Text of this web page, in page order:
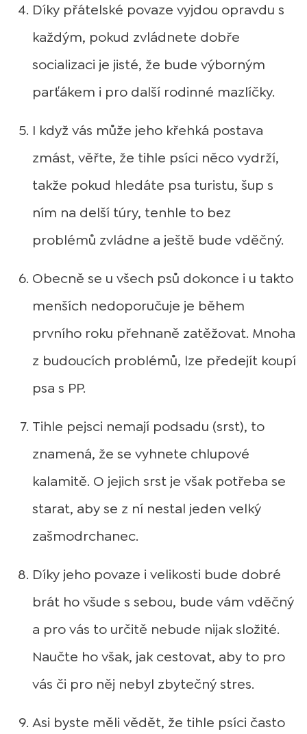
Díky přátelské povaze vyjdou opravdu s
každým, pokud zvládnete dobře
socializaci je jisté, že bude výborným
parťákem i pro další rodinné mazlíčky.
I když vás může jeho křehká postava
zmást, věřte, že tihle psíci něco vydrží,
takže pokud hledáte psa turistu, šup s
ním na delší túry, tenhle to bez
problémů zvládne a ještě bude vděčný.
Obecně se u všech psů dokonce i u takto
menších nedoporučuje je během
prvního roku přehnaně zatěžovat. Mnoha
z budoucích problémů, lze předejít koupí
psa s PP.
Tihle pejsci nemají podsadu (srst), to
znamená, že se vyhnete chlupové
kalamitě. O jejich srst je však potřeba se
starat, aby se z ní nestal jeden velký
zašmodrchanec.
Díky jeho povaze i velikosti bude dobré
brát ho všude s sebou, bude vám vděčný
a pro vás to určitě nebude nijak složité.
Naučte ho však, jak cestovat, aby to pro
vás či pro něj nebyl zbytečný stres.
Asi byste měli vědět, že tihle psíci často